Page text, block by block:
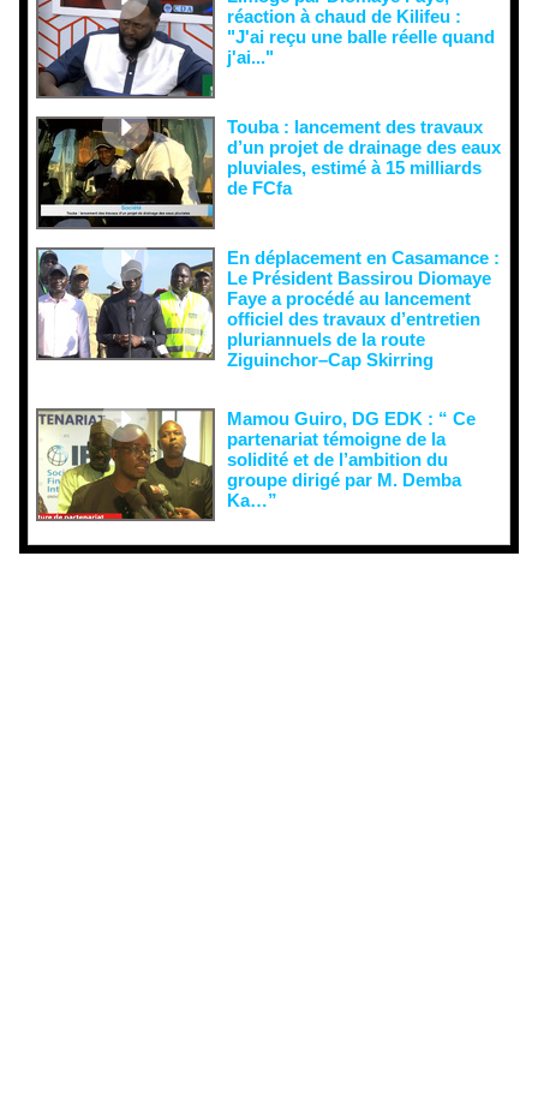
réaction à chaud de Kilifeu :
"J'ai reçu une balle réelle quand
j'ai..."
Touba : lancement des travaux
d’un projet de drainage des eaux
pluviales, estimé à 15 milliards
de FCfa ‎
En déplacement en Casamance :
Le Président Bassirou Diomaye
Faye a procédé au lancement
officiel des travaux d’entretien
pluriannuels de la route
Ziguinchor–Cap Skirring
Mamou Guiro, DG EDK : “ Ce
partenariat témoigne de la
solidité et de l’ambition du
groupe dirigé par M. Demba
Ka…”